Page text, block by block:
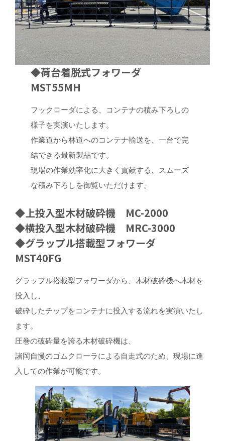
◆荷台着脱式フォワーダ
MST55MH
フックローダによる、コンテナの積み下ろしの
様子を実演いたします。
作業道から林道へのコンテナ輸送を、一台で完
結できる最新製品です。
現場の作業効率化に大きく貢献する、スムーズ
な積み下ろしを御覧いただけます。
◆上投入型木材破砕機 MC-2000
◆横投入型木材破砕機 MRC-3000
◆グラップル搭載型フォワーダ
MST40FG
グラップル搭載型フォワーダから、木材破砕機へ木材を
投入し、
破砕したチップをコンテナに投入する流れを実演いたし
ます。
圧巻の破砕量を誇る木材破砕機は、
諸岡自慢のゴムクローラによる自走式のため、現場に進
入しての作業が可能です。